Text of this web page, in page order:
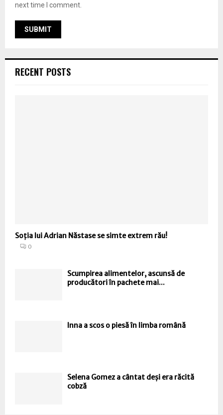
next time I comment.
RECENT POSTS
Soția lui Adrian Năstase se simte extrem rău!
0
Scumpirea alimentelor, ascunsă de
producători în pachete mai...
Inna a scos o piesă în limba română
Selena Gomez a cântat deși era răcită
cobză